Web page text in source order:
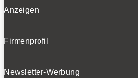
Anzeigen
Firmenprofil
Newsletter-Werbung